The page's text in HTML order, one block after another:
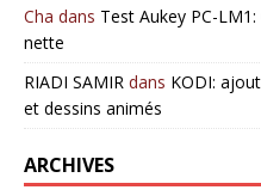
Cha dans Test Aukey PC-
nette
RIADI SAMIR dans KODI:
et dessins animés
ARCHIVES